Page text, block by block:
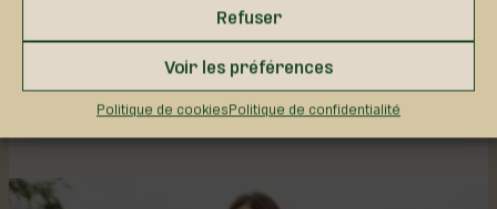
Refuser
Voir les préférences
Politique de cookiesPolitique de confidentialité
3404, route Marie-Victorin, Saint-Antoine-de-Tilly
info@vergerdelafalaise.ca
vergerdelafalaise.ca